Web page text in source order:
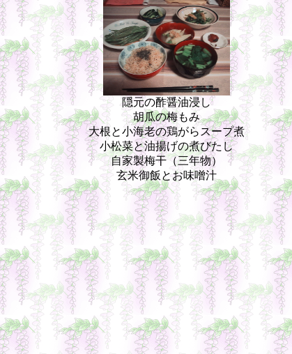
隠元の酢醤油浸し
胡瓜の梅もみ
大根と小海老の鶏がらスープ煮
小松菜と油揚げの煮びたし
自家製梅干（三年物）
玄米御飯とお味噌汁